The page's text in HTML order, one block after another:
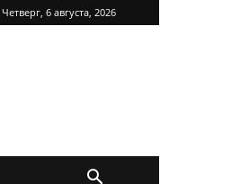
Четверг, 6 августа, 2026